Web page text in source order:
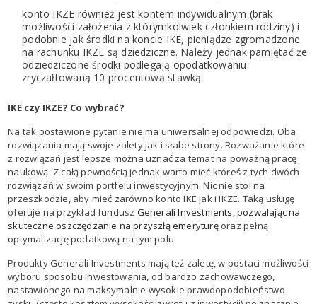
konto IKZE również jest kontem indywidualnym (brak
możliwości założenia z którymkolwiek członkiem rodziny) i
podobnie jak środki na koncie IKE, pieniądze zgromadzone
na rachunku IKZE są dziedziczne. Należy jednak pamiętać że
odziedziczone środki podlegają opodatkowaniu
zryczałtowaną 10 procentową stawką.
IKE czy IKZE? Co wybrać?
Na tak postawione pytanie nie ma uniwersalnej odpowiedzi. Oba
rozwiązania mają swoje zalety jak i słabe strony. Rozważanie które
z rozwiązań jest lepsze można uznać za temat na poważną pracę
naukową. Z całą pewnością jednak warto mieć któreś z tych dwóch
rozwiązań w swoim portfelu inwestycyjnym. Nic nie stoi na
przeszkodzie, aby mieć zarówno konto IKE jak i IKZE. Taką usługę
oferuje na przykład fundusz Generali Investments, pozwalając na
skuteczne oszczędzanie na przyszłą emeryturęoraz pełną
optymalizację podatkową na tym polu.
Produkty Generali Investments mają też zaletę, w postaci możliwości
wyboru sposobu inwestowania, od bardzo zachowawczego,
nastawionego na maksymalnie wysokie prawdopodobieństwo